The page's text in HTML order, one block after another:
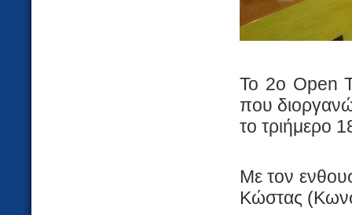
Το 2ο Open
που
το τριήμερο
Με τον
Κώστας